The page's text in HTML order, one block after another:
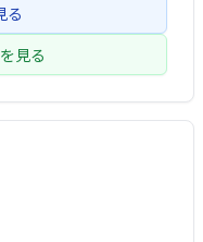
る
見る